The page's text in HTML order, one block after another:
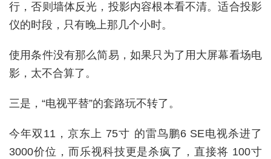
行，否则墙体反光，投影内容根本看不清。适合投影
仪的时段，只有晚上那几个小时。
使用条件没有那么简易，如果只为了用大屏幕看场电
影，太不合算了。
三是，“电视平替”的套路玩不转了。
今年双11，京东上 75寸 的雷鸟鹏6 SE电视杀进了
3000价位，而乐视科技更是杀疯了，直接将 100寸